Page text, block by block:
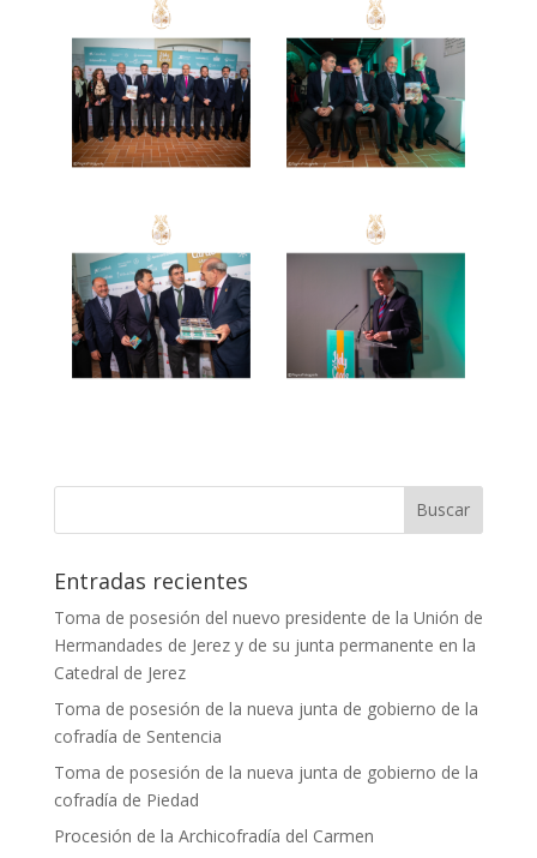
Entradas recientes
Toma de posesión del nuevo presidente de la Unión de
Hermandades de Jerez y de su junta permanente en la
Catedral de Jerez
Toma de posesión de la nueva junta de gobierno de la
cofradía de Sentencia
Toma de posesión de la nueva junta de gobierno de la
cofradía de Piedad
Procesión de la Archicofradía del Carmen